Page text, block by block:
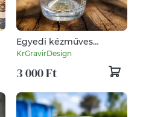
​Egyedi kézműves
ajándék Keresztanyának
– Kézzel gravírozott 3 dl-
es üvegpohár
KrGravirDesign
3 000 Ft